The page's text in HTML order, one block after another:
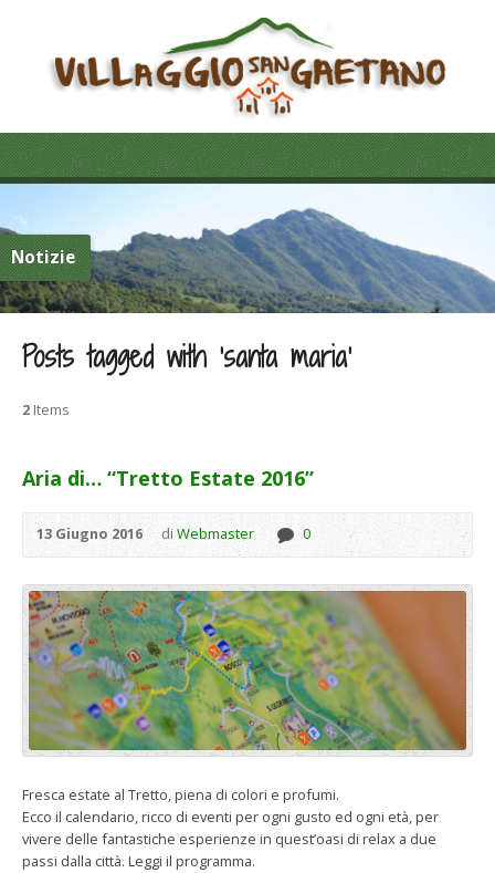
Notizie
Posts tagged with ‘santa maria’
2 Items
Aria di… “Tretto Estate 2016”
13 Giugno 2016 diWebmaster 0
Fresca estate al Tretto, piena di colori e profumi.
Ecco il calendario, ricco di eventi per ogni gusto ed ogni età, per
vivere delle fantastiche esperienze in quest’oasi di relax a due
passi dalla città. Leggi il programma.